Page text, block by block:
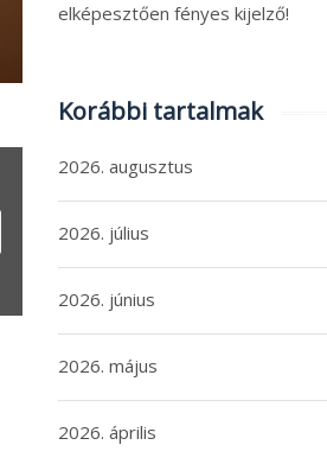
elképesztően fényes kijelző!
Korábbi tartalmak
2026. augusztus
2026. július
2026. június
2026. május
2026. április